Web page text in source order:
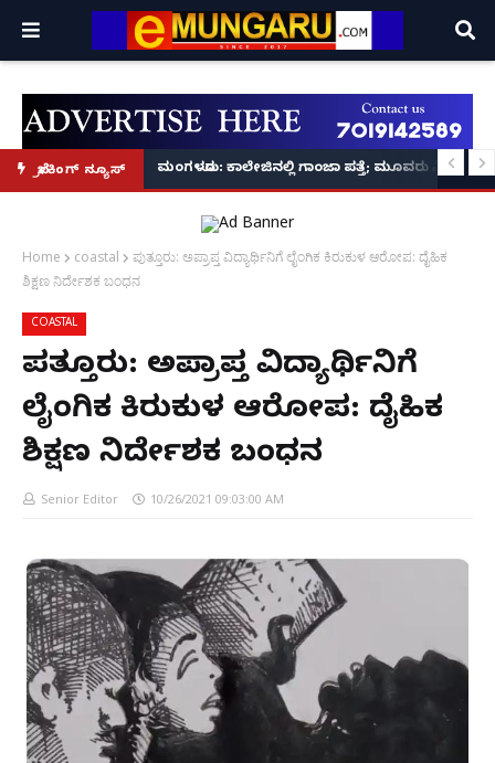
ಬ್ರೇಕಿಂಗ್ ನ್ಯೂಸ್
ಪ್ರಕಟಣೆ ಪ್ರಕರಣ5 ಮಂದಿ ವಿದ್ಯಾರ್ಥಿಗಳು ಬಂಧನ
ಮಂಗಳೂರು: ಕಾಲೇಜಿನಲ್ಲಿ ಗಾಂಜಾ ಪತ್ತೆ; ಮೂವರು
Home coastal
ಪುತ್ತೂರು: ಅಪ್ರಾಪ್ತ ವಿದ್ಯಾರ್ಥಿನಿಗೆ ಲೈಂಗಿಕ ಕಿರುಕುಳ ಆರೋಪ: ದೈಹಿಕ
ಶಿಕ್ಷಣ ನಿರ್ದೇಶಕ ಬಂಧನ
COASTAL
ಪುತ್ತೂರು: ಅಪ್ರಾಪ್ತ ವಿದ್ಯಾರ್ಥಿನಿಗೆ
ಲೈಂಗಿಕ ಕಿರುಕುಳ ಆರೋಪ: ದೈಹಿಕ
ಶಿಕ್ಷಣ ನಿರ್ದೇಶಕ ಬಂಧನ
Senior Editor 10/26/2021 09:03:00 AM